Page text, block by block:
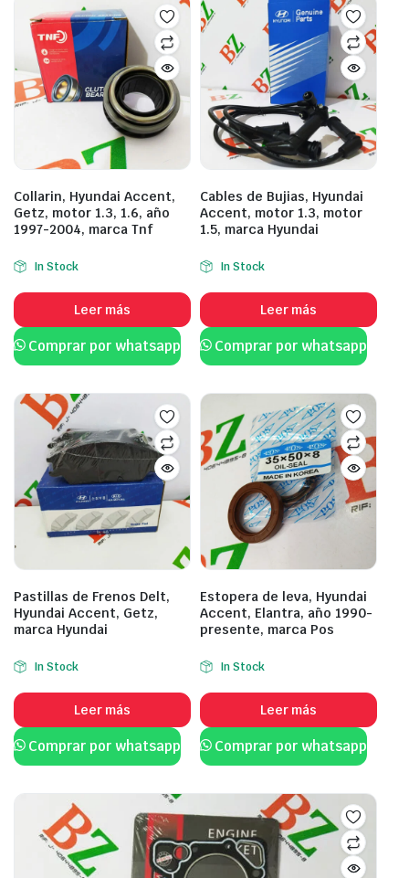
Collarin, Hyundai Accent,
Getz, motor 1.3, 1.6, año
1997-2004, marca Tnf
In Stock
Leer más
Comprar por whatsapp
Cables de Bujias, Hyundai
Accent, motor 1.3, motor
1.5, marca Hyundai
In Stock
Leer más
Comprar por whatsapp
Pastillas de Frenos Delt,
Hyundai Accent, Getz,
marca Hyundai
In Stock
Leer más
Comprar por whatsapp
Estopera de leva, Hyundai
Accent, Elantra, año 1990-
presente, marca Pos
In Stock
Leer más
Comprar por whatsapp